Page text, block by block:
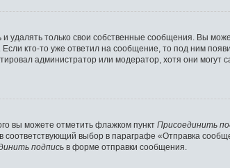
только свои собственные сообщения. Вы
кто-то уже ответил на сообщение, то под ним
администратор или модератор, хотя они
вы можете отметить флажком пункт Присоединить
выбор в параграфе «Отправка
подпись в форме отправки сообщения.